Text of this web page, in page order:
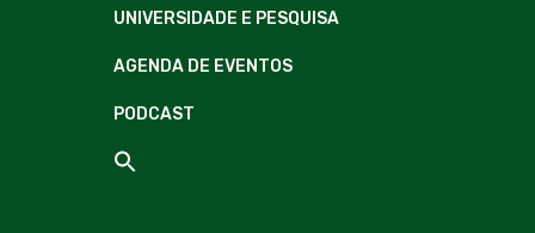
UNIVERSIDADE E PESQUISA
AGENDA DE EVENTOS
PODCAST